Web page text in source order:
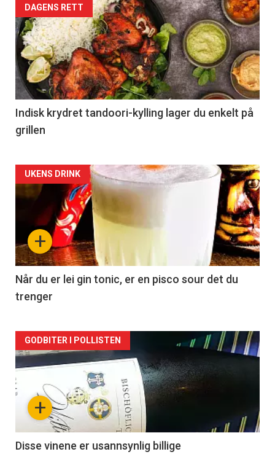
DAGENS RETT
Indisk krydret tandoori-kylling lager du enkelt på
grillen
Forsiden
akkurat
nå
-
2
+
UKENS DRINK
Når du er lei gin tonic, er en pisco sour det du
trenger
Forsiden
akkurat
nå
3
+
GODBITER I POLLISTEN
Disse vinene er usannsynlig billige